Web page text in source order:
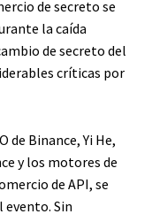
de secreto se
la caída
de secreto del
críticas por
de Binance, Yi He,
y los motores de
de API, se
Sin